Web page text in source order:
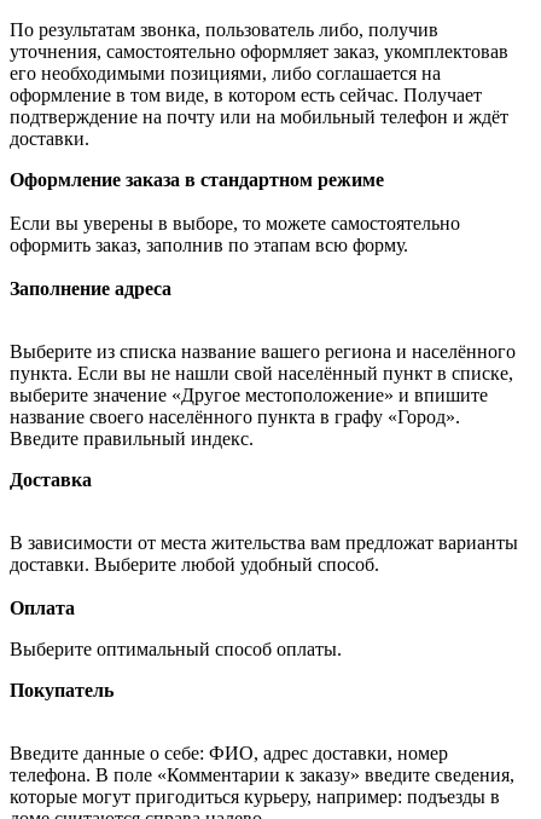
По результатам звонка, пользователь либо, получив
уточнения, самостоятельно оформляет заказ, укомплектовав
его необходимыми позициями, либо соглашается на
оформление в том виде, в котором есть сейчас. Получает
подтверждение на почту или на мобильный телефон и ждёт
доставки.
Оформление заказа в стандартном режиме
Если вы уверены в выборе, то можете самостоятельно
оформить заказ, заполнив по этапам всю форму.
Заполнение адреса
Выберите из списка название вашего региона и населённого
пункта. Если вы не нашли свой населённый пункт в списке,
выберите значение «Другое местоположение» и впишите
название своего населённого пункта в графу «Город».
Введите правильный индекс.
Доставка
В зависимости от места жительства вам предложат варианты
доставки. Выберите любой удобный способ.
Оплата
Выберите оптимальный способ оплаты.
Покупатель
Введите данные о себе: ФИО, адрес доставки, номер
телефона. В поле «Комментарии к заказу» введите сведения,
которые могут пригодиться курьеру, например: подъезды в